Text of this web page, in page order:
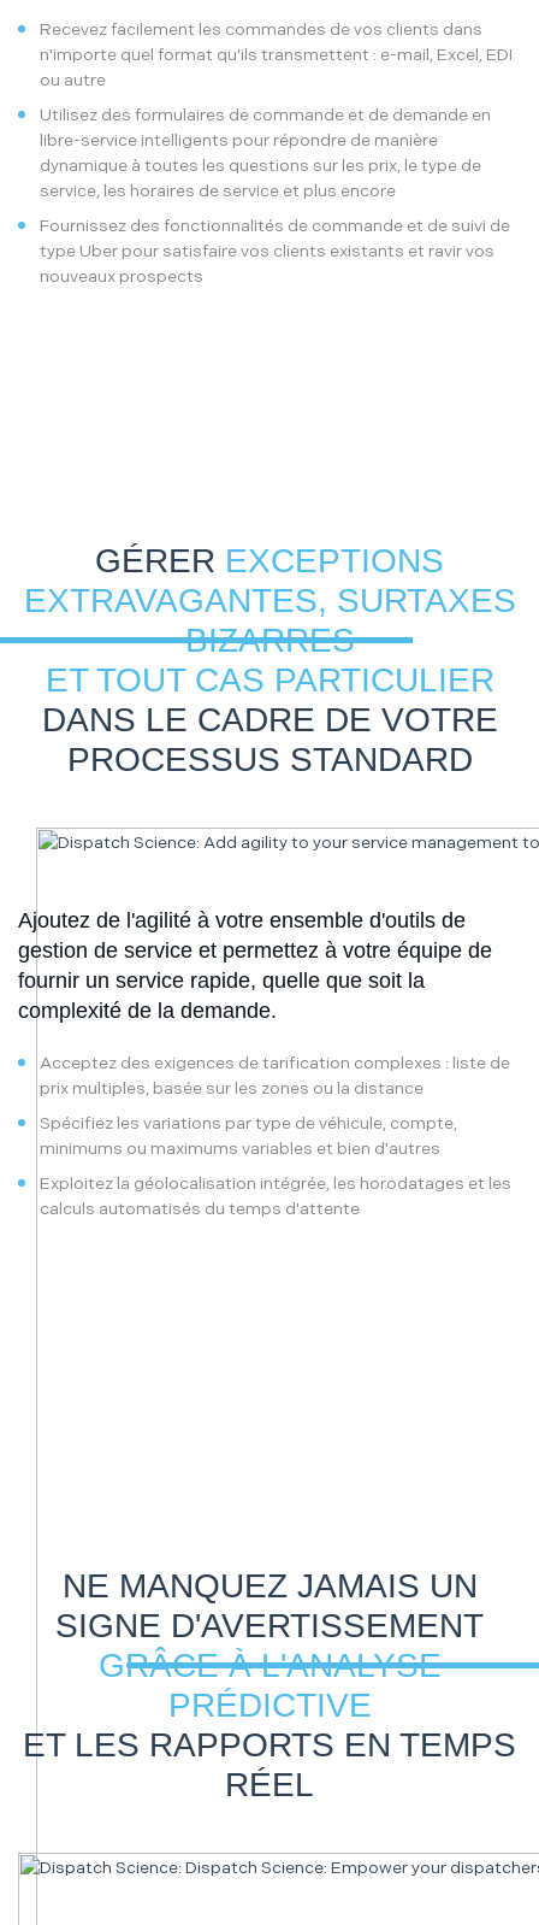
Recevez facilement les commandes de vos clients dans
n'importe quel format qu'ils transmettent : e-mail, Excel, EDI
ou autre
Utilisez des formulaires de commande et de demande en
libre-service intelligents pour répondre de manière
dynamique à toutes les questions sur les prix, le type de
service, les horaires de service et plus encore
Fournissez des fonctionnalités de commande et de suivi de
type Uber pour satisfaire vos clients existants et ravir vos
nouveaux prospects
GÉRER EXCEPTIONS
EXTRAVAGANTES, SURTAXES
BIZARRES
ET TOUT CAS PARTICULIER
DANS LE CADRE DE VOTRE
PROCESSUS STANDARD
Ajoutez de l'agilité à votre ensemble d'outils de
gestion de service et permettez à votre équipe de
fournir un service rapide, quelle que soit la
complexité de la demande.
Acceptez des exigences de tarification complexes : liste de
prix multiples, basée sur les zones ou la distance
Spécifiez les variations par type de véhicule, compte,
minimums ou maximums variables et bien d'autres
Exploitez la géolocalisation intégrée, les horodatages et les
calculs automatisés du temps d'attente
NE MANQUEZ JAMAIS UN
SIGNE D'AVERTISSEMENT
GRÂCE À L'ANALYSE
PRÉDICTIVE
ET LES RAPPORTS EN TEMPS
RÉEL